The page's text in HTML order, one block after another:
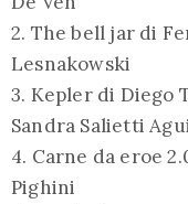
2. The bell jar di
Lesnakowski
3. Kepler di Diego
Sandra Salietti
4. Carne da eroe
Pighini